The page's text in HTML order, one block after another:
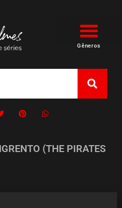
Gêneros
(THE PIRATES